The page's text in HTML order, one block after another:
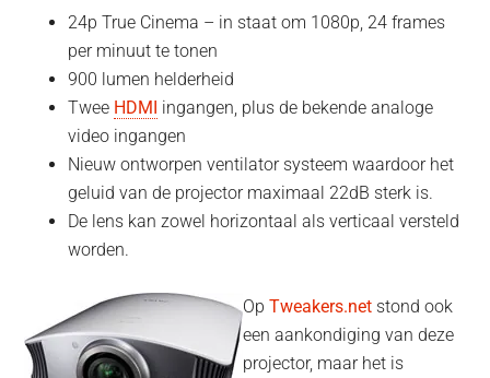
24p True Cinema – in staat om 1080p, 24 frames
per minuut te tonen
900 lumen helderheid
Twee HDMI ingangen, plus de bekende analoge
video ingangen
Nieuw ontworpen ventilator systeem waardoor het
geluid van de projector maximaal 22dB sterk is.
De lens kan zowel horizontaal als verticaal versteld
worden.
OpTweakers.net stond ook
een aankondiging van deze
projector, maar het is